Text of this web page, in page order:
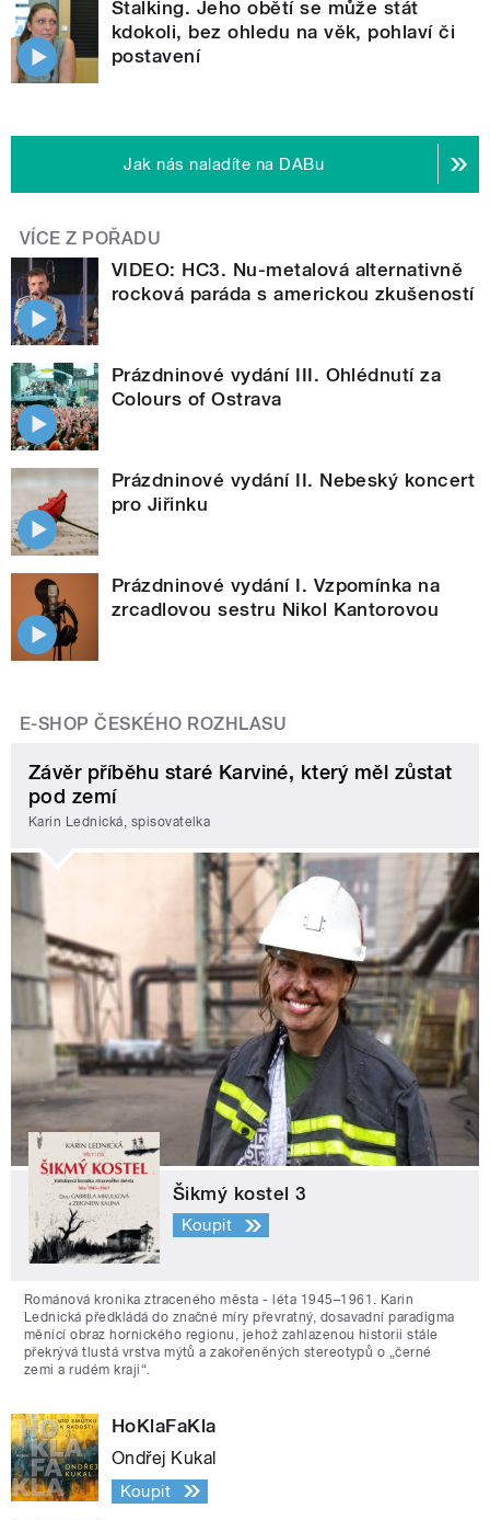
Stalking. Jeho obětí se může stát
kdokoli, bez ohledu na věk, pohlaví či
postavení
Jak nás naladíte na DABu
VÍCE Z POŘADU
VIDEO: HC3. Nu-metalová alternativně
rocková paráda s americkou zkušeností
Prázdninové vydání III. Ohlédnutí za
Colours of Ostrava
Prázdninové vydání II. Nebeský koncert
pro Jiřinku
Prázdninové vydání I. Vzpomínka na
zrcadlovou sestru Nikol Kantorovou
E-SHOP ČESKÉHO ROZHLASU
Závěr příběhu staré Karviné, který měl zůstat
pod zemí
Karin Lednická, spisovatelka
Šikmý kostel 3
Koupit
Románová kronika ztraceného města - léta 1945–1961. Karin
Lednická předkládá do značné míry převratný, dosavadní paradigma
měnící obraz hornického regionu, jehož zahlazenou historii stále
překrývá tlustá vrstva mýtů a zakořeněných stereotypů o „černé
zemi a rudém kraji“.
HoKlaFaKla
Ondřej Kukal
Koupit